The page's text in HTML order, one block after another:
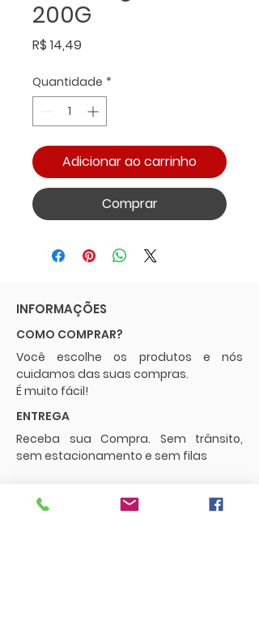
200G
R$ 14,49Preço
Quantidade *
Adicionar ao carrinho
Comprar
INFORMAÇÕES
COMO COMPRAR?
Você escolhe os produtos e nós
cuidamos das suas compras.
É muito fácil!
ENTREGA
Receba sua Compra. Sem trânsito,
sem estacionamento e sem filas
POLÍTICAS